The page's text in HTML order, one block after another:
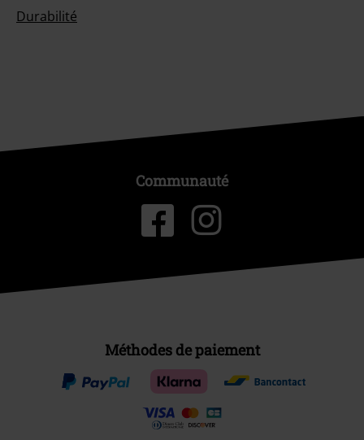
Durabilité
Communauté
Méthodes de paiement